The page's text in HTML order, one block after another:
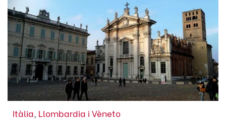
Itàlia, Llombardia i Vèneto